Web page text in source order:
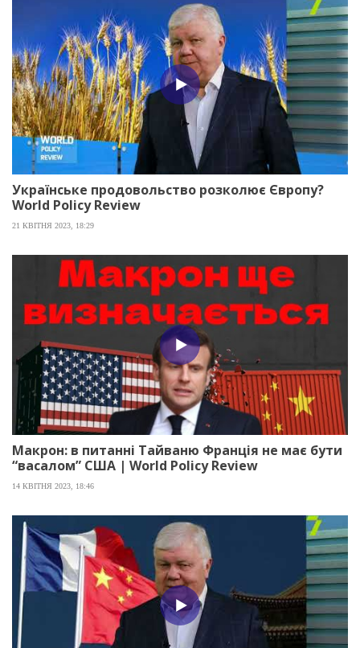
Українське продовольство розколює Європу?
World Policy Review
21 КВІТНЯ 2023, 18:29
Макрон: в питанні Тайваню Франція не має бути
“васалом” США | World Policy Review
14 КВІТНЯ 2023, 18:46